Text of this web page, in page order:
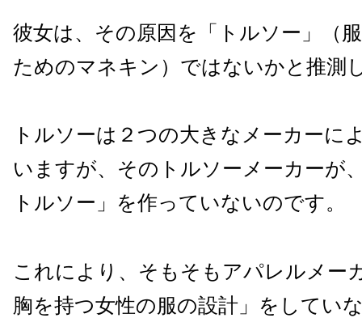
彼女は、その原因を「トルソー」（
ためのマネキン）ではないかと推測
トルソーは２つの大きなメーカーに
いますが、そのトルソーメーカーが
トルソー」を作っていないのです。
これにより、そもそもアパレルメー
胸を持つ女性の服の設計」をしてい